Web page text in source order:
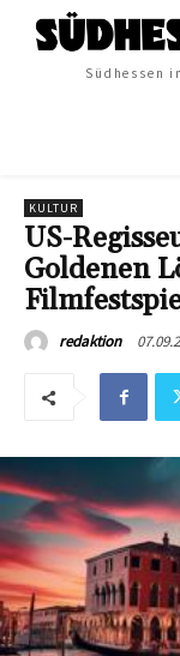
Südhessen
KULTUR
US-
Goldenen
redaktion